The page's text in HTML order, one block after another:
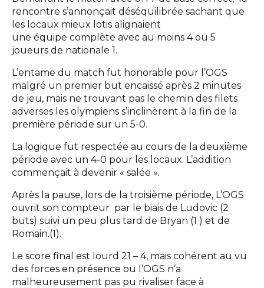
rencontre s’annonçait déséquilibrée sachant que
les locaux mieux lotis alignaient
une équipe complète avec au moins 4 ou 5
joueurs de nationale 1.
L’entame du match fut honorable pour l’OGS
malgré un premier but encaissé après 2 minutes
de jeu, mais ne trouvant pas le chemin des filets
adverses les olympiens s’inclinèrent à la fin de la
première période sur un 5-0.
La logique fut respectée au cours de la deuxième
période avec un 4-0 pour les locaux. L’addition
commençait à devenir « salée ».
Après la pause, lors de la troisième période, L’OGS
ouvrit son compteur par le biais de Ludovic (2
buts) suivi un peu plus tard de Bryan (1 ) et de
Romain.(1).
Le score final est lourd 21 – 4, mais cohérent au vu
des forces en présence ou l’OGS n’a
malheureusement pas pu rivaliser face à